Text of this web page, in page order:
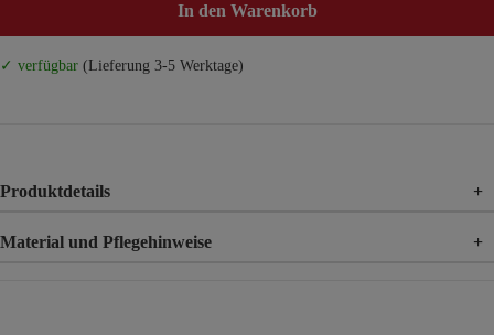
In den Warenkorb
✓ verfügbar (Lieferung 3-5 Werktage)
Produktdetails +
Material und Pflegehinweise +